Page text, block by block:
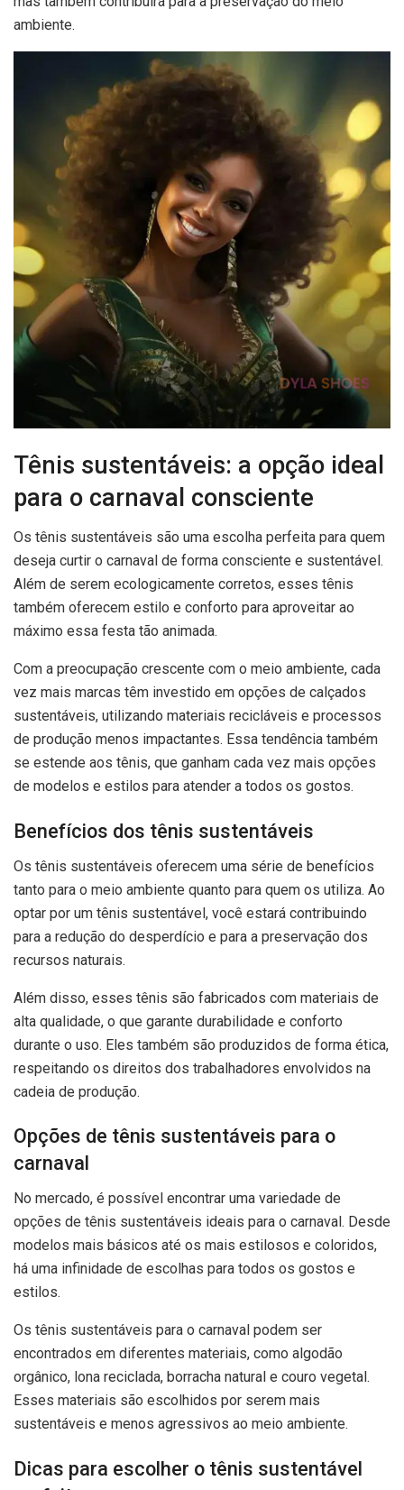
ambiente.
Tênis sustentáveis: a opção ideal
para o carnaval consciente
Os tênis sustentáveis são uma escolha perfeita para quem
deseja curtir o carnaval de forma consciente e sustentável.
Além de serem ecologicamente corretos, esses tênis
também oferecem estilo e conforto para aproveitar ao
máximo essa festa tão animada.
Com a preocupação crescente com o meio ambiente, cada
vez mais marcas têm investido em opções de calçados
sustentáveis, utilizando materiais recicláveis e processos
de produção menos impactantes. Essa tendência também
se estende aos tênis, que ganham cada vez mais opções
de modelos e estilos para atender a todos os gostos.
Benefícios dos tênis sustentáveis
Os tênis sustentáveis oferecem uma série de benefícios
tanto para o meio ambiente quanto para quem os utiliza. Ao
optar por um tênis sustentável, você estará contribuindo
para a redução do desperdício e para a preservação dos
recursos naturais.
Além disso, esses tênis são fabricados com materiais de
alta qualidade, o que garante durabilidade e conforto
durante o uso. Eles também são produzidos de forma ética,
respeitando os direitos dos trabalhadores envolvidos na
cadeia de produção.
Opções de tênis sustentáveis para o
carnaval
No mercado, é possível encontrar uma variedade de
opções de tênis sustentáveis ideais para o carnaval. Desde
modelos mais básicos até os mais estilosos e coloridos,
há uma infinidade de escolhas para todos os gostos e
estilos.
Os tênis sustentáveis para o carnaval podem ser
encontrados em diferentes materiais, como algodão
orgânico, lona reciclada, borracha natural e couro vegetal.
Esses materiais são escolhidos por serem mais
sustentáveis e menos agressivos ao meio ambiente.
Dicas para escolher o tênis sustentável